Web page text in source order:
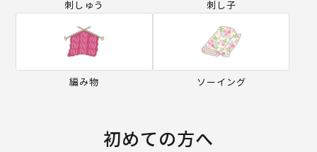
刺しゅう 刺し子
編み物 ソーイング
初めての方へ